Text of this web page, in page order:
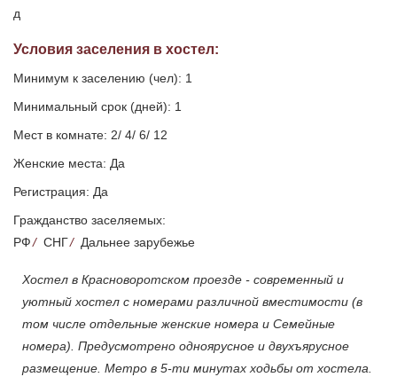
д
Условия заселения в хостел:
Минимум к заселению (чел): 1
Минимальный срок (дней): 1
Мест в комнате: 2/ 4/ 6/ 12
Женские места: Да
Регистрация: Да
Гражданство заселяемых:
РФ/ СНГ/ Дальнее зарубежье
Хостел в Красноворотском проезде - современный и
уютный хостел с номерами различной вместимости (в
том числе отдельные женские номера и Семейные
номера). Предусмотрено одноярусное и двухъярусное
размещение. Метро в 5-ти минутах ходьбы от хостела.